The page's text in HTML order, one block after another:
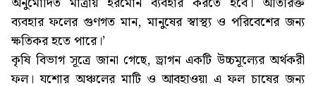
ব্যবহার ফলের গুণগত মান, মানুষের স্বাস্থ্য ও পরিবেশের জন্য
ক্ষতিকর হতে পারে।’
কৃষি বিভাগ সূত্রে জানা গেছে, ড্রাগন একটি উচ্চমূল্যের অর্থকরী
ফল। যশোর অঞ্চলের মাটি ও আবহাওয়া এ ফল চাষের জন্য